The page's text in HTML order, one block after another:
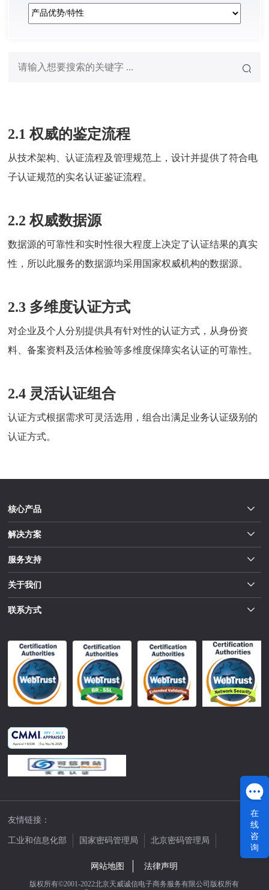
2.1 权威的鉴定流程
从技术架构、认证流程及管理规范上，设计并提供了符合电
子认证规范的实名认证鉴证流程。
2.2 权威数据源
数据源的可靠性和实时性很大程度上决定了认证结果的真实
性，所以此服务的数据源均采用国家权威机构的数据源。
2.3 多维度认证方式
对企业及个人分别提供具有针对性的认证方式，从身份资
料、备案资料及活体检验等多维度保障实名认证的可靠性。
2.4 灵活认证组合
认证方式根据需求可灵活选用，组合出满足业务认证级别的
认证方式。
核心产品
解决方案
服务支持
关于我们
联系方式
友情链接：
工业和信息化部 国家密码管理局
北京密码管理局
网站地图
法律声明
版权所有©2001-2022北京天威诚信电子商务服务有限公司版权所有
在
线
咨
询